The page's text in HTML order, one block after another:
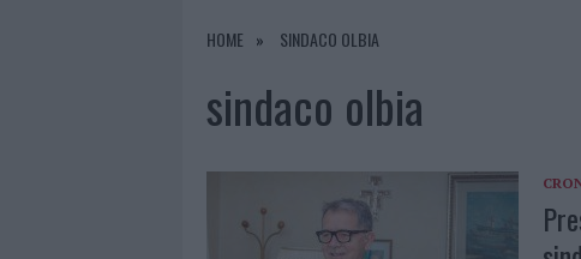
7 AGOSTO 2026 | NUOVI STALLI RESIDENTI A PALAU, IL
HOME SINDACO OLBIA
sindaco olbia